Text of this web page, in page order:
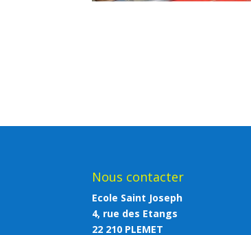
Nous contacter
Ecole Saint Joseph
4, rue des Etangs
22 210 PLEMET